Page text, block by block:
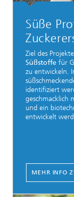
Süße
Ziel des
Süßstoffe für
zu entwickeln.
identifiziert
geschmacklich
und ein
entwickelt
MEHR INFO